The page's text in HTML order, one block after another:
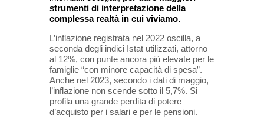
strumenti di interpretazione della
complessa realtà in cui viviamo.
L’inflazione registrata nel 2022 oscilla, a
seconda degli indici Istat utilizzati, attorno
al 12%, con punte ancora più elevate per le
famiglie “con minore capacità di spesa”.
Anche nel 2023, secondo i dati di maggio,
l’inflazione non scende sotto il 5,7%. Si
profila una grande perdita di potere
d’acquisto per i salari e per le pensioni.